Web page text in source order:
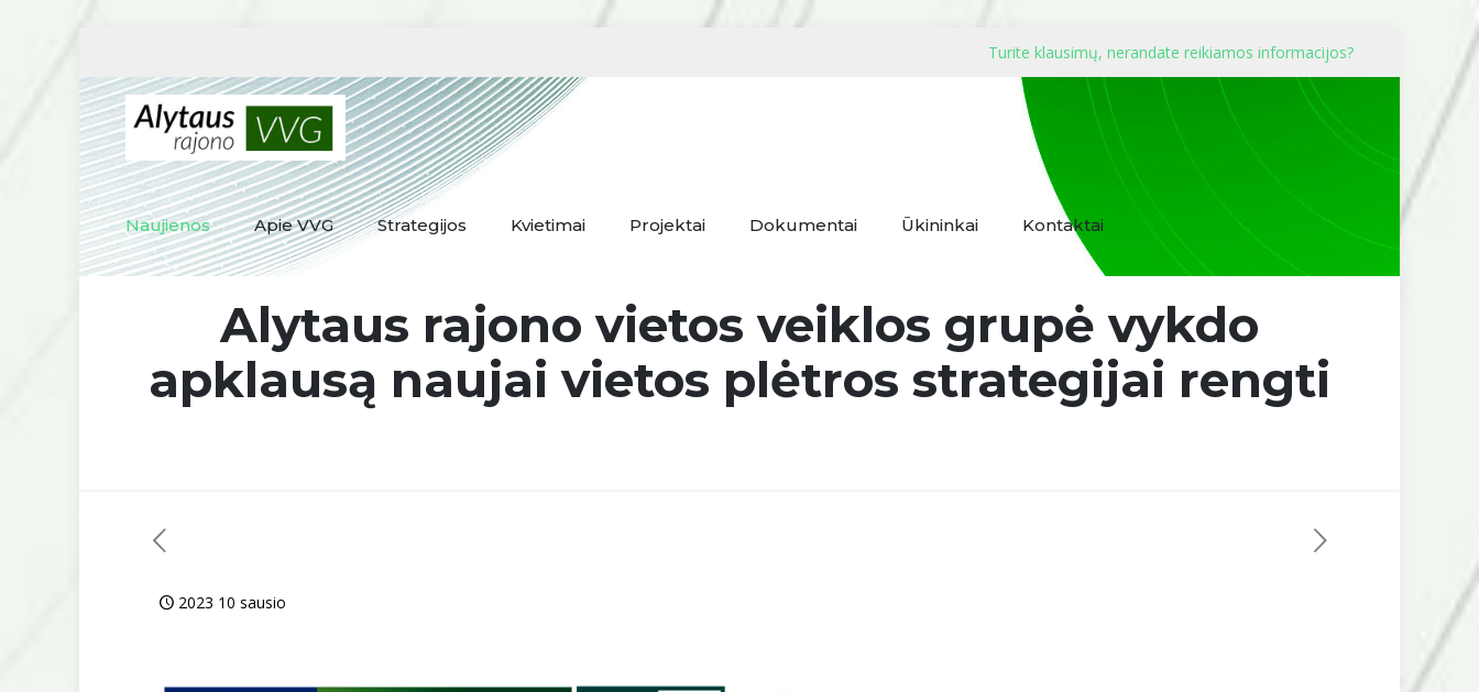
Turite klausimų, nerandate reikiamos informacijos?
Naujienos Apie VVG Strategijos Kvietimai Projektai Dokumentai Ūkininkai Kontaktai
Alytaus rajono vietos veiklos grupė vykdo
apklausą naujai vietos plėtros strategijai rengti
2023 10 sausio